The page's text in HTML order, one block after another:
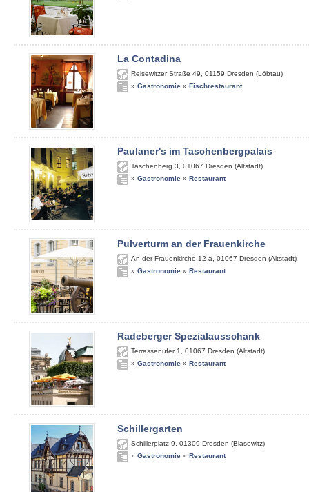
La Contadina
Reisewitzer Straße 49 01159 Dresden (Löbtau)
» Gastronomie » Fischrestaurant
Paulaner's im Taschenbergpalais
Taschenberg 3 01067 Dresden (Altstadt)
» Gastronomie » Restaurant
Pulverturm an der Frauenkirche
An der Frauenkirche 12 a 01067 Dresden (Altstadt)
» Gastronomie » Restaurant
Radeberger Spezialausschank
Terrassenufer 1 01067 Dresden (Altstadt)
» Gastronomie » Restaurant
Schillergarten
Schillerplatz 9 01309 Dresden (Blasewitz)
» Gastronomie » Restaurant